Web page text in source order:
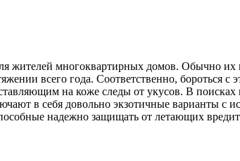
жителей многоквартирных домов. Обычно их
всего года. Соответственно, бороться
на коже следы от укусов. В
в себя довольно экзотичные варианты с
надежно защищать от летающих